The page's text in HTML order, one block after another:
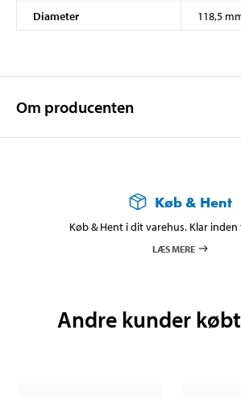
Diameter 118,5
Om producenten
Køb & Hent
Køb & Hent i dit varehus. Klar
LÆS MERE
Andre kunder